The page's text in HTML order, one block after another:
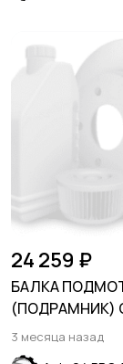
24 259 ₽
БАЛКА
(ПОДРАМНИК)
VECTRA B 1995-
3 месяца назад